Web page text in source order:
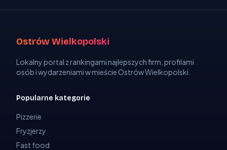
Ostrów Wielkopolski
Lokalny portal z rankingami najlepszych firm, profilami
osób i wydarzeniami w mieście Ostrów Wielkopolski.
Popularne kategorie
Pizzerie
Fryzjerzy
Fast food